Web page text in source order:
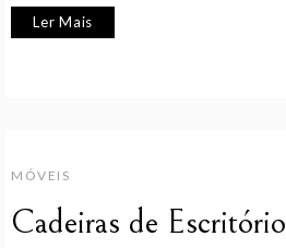
Ler Mais
MÓVEIS
Cadeiras de Escritório